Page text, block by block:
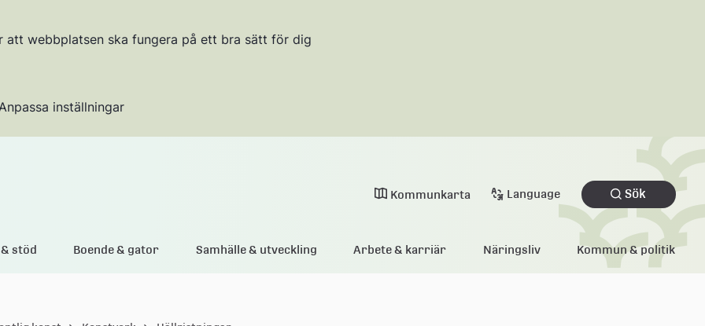
att webbplatsen ska fungera på ett bra sätt för dig
inställningar
Kommunkarta Language Sök
stöd Boende & gator Samhälle & utveckling Arbete & karriär Näringsliv Kommun & politik